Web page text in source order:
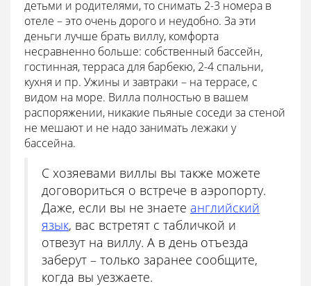
детьми и родителями, то снимать 2-3 номера в
отеле – это очень дорого и неудобно. За эти
деньги лучше брать виллу, комфорта
несравненно больше: собственный бассейн,
гостинная, терраса для барбекю, 2-4 спальни,
кухня и пр. Ужины и завтраки – на террасе, с
видом на море. Вилла полностью в вашем
распоряжении, никакие пьяные соседи за стеной
не мешают и не надо занимать лежаки у
бассейна.
С хозяевами виллы вы также можете
договориться о встрече в аэропорту.
Даже, если вы не знаете английский
язык, вас встретят с табличкой и
отвезут на виллу. А в день отъезда
заберут – только заранее сообщите,
когда вы уезжаете.